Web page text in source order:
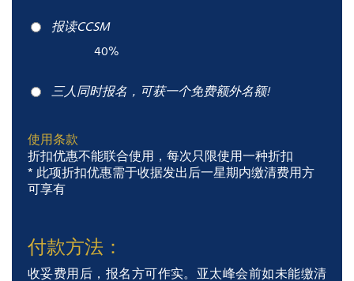
报读CCSM
40%
三人同时报名，可获一个免费额外名额!
使用条款
折扣优惠不能联合使用，每次只限使用一种折扣
* 此项折扣优惠需于收据发出后一星期内缴清费用方
可享有
付款方法：
收妥费用后，报名方可作实。亚太峰会前如未能缴清